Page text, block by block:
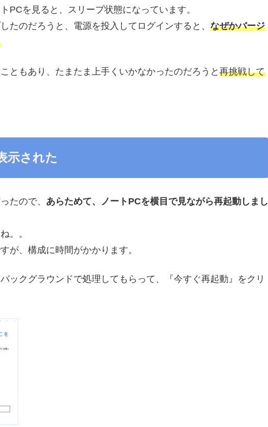
PCを見ると、スリープ状態になっています。
たのだろうと、電源を投入してログインすると、 なぜかバージ
ともあり、たまたま上手くいかなかったのだろうと 再挑戦して
示された
たので、 あらためて、ノートPCを横目で見ながら再起動しまし
。。
が、構成に時間がかかります。
ックグラウンドで処理してもらって、『今すぐ再起動』をクリ